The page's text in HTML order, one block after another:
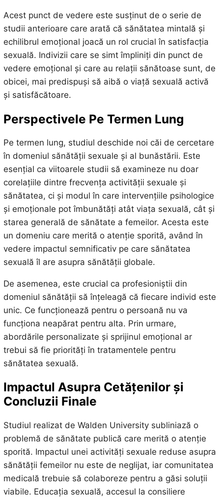
Acest punct de vedere este susținut de o serie de
studii anterioare care arată că sănătatea mintală și
echilibrul emoțional joacă un rol crucial în satisfacția
sexuală. Indivizii care se simt împliniți din punct de
vedere emoțional și care au relații sănătoase sunt, de
obicei, mai predispuși să aibă o viață sexuală activă
și satisfăcătoare.
Perspectivele Pe Termen Lung
Pe termen lung, studiul deschide noi căi de cercetare
în domeniul sănătății sexuale și al bunăstării. Este
esențial ca viitoarele studii să examineze nu doar
corelațiile dintre frecvența activității sexuale și
sănătatea, ci și modul în care intervențiile psihologice
și emoționale pot îmbunătăți atât viața sexuală, cât și
starea generală de sănătate a femeilor. Acesta este
un domeniu care merită o atenție sporită, având în
vedere impactul semnificativ pe care sănătatea
sexuală îl are asupra sănătății globale.
De asemenea, este crucial ca profesioniștii din
domeniul sănătății să înțeleagă că fiecare individ este
unic. Ce funcționează pentru o persoană nu va
funcționa neapărat pentru alta. Prin urmare,
abordările personalizate și sprijinul emoțional ar
trebui să fie priorități în tratamentele pentru
sănătatea sexuală.
Impactul Asupra Cetățenilor și
Concluzii Finale
Studiul realizat de Walden University subliniază o
problemă de sănătate publică care merită o atenție
sporită. Impactul unei activități sexuale reduse asupra
sănătății femeilor nu este de neglijat, iar comunitatea
medicală trebuie să colaboreze pentru a găsi soluții
viabile. Educația sexuală, accesul la consiliere